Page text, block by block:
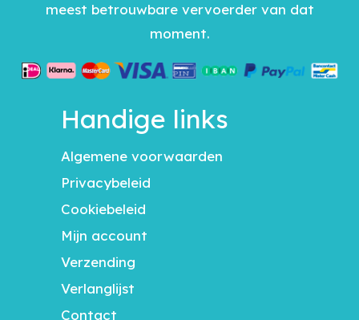
meest betrouwbare vervoerder van dat
moment.
Handige links
Algemene voorwaarden
Privacybeleid
Cookiebeleid
Mijn account
Verzending
Verlanglijst
Contact